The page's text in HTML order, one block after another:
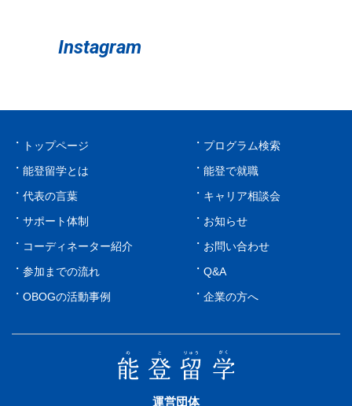
Instagram
トップページ
能登留学とは
代表の言葉
サポート体制
コーディネーター紹介
参加までの流れ
OBOGの活動事例
プログラム検索
能登で就職
キャリア相談会
お知らせ
お問い合わせ
Q&A
企業の方へ
運営団体